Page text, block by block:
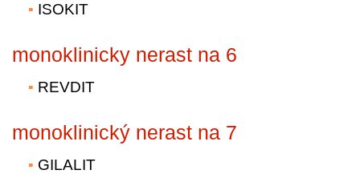
ISOKIT
monoklinicky nerast na 6
REVDIT
monoklinický nerast na 7
GILALIT